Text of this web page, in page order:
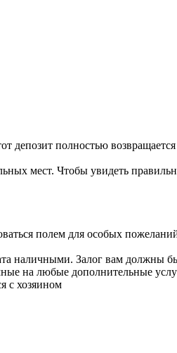
полностью
мест. Чтобы увидеть
полем для особых
наличными. Залог вам
на любые дополнительные
с хозяином